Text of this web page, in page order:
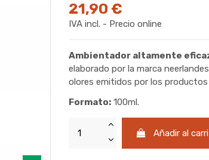
21,90 €
IVA incl. - Precio online
Ambientador altamente
elaborado por la marca
olores emitidos por los
Formato: 100ml.
Añadir al